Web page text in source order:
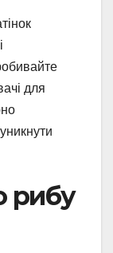
для
рибу